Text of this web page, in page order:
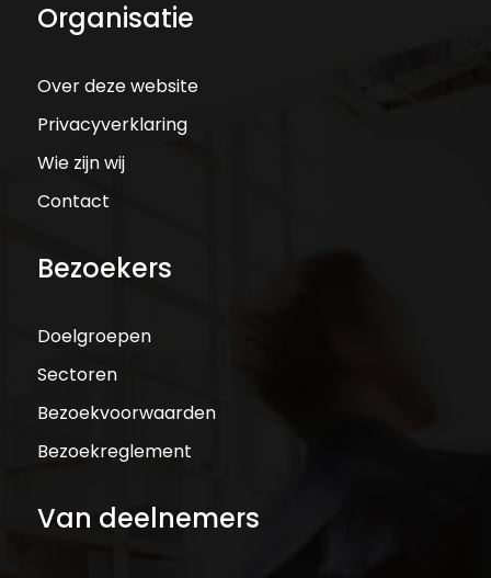
Organisatie
Over deze website
Privacyverklaring
Wie zijn wij
Contact
Bezoekers
Doelgroepen
Sectoren
Bezoekvoorwaarden
Bezoekreglement
Van deelnemers